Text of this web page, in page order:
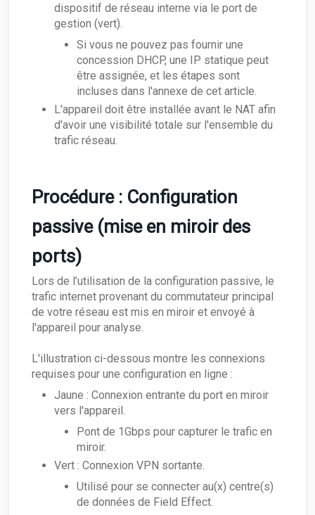
dispositif de réseau interne via le port de
gestion (vert).
Si vous ne pouvez pas fournir une
concession DHCP, une IP statique peut
être assignée, et les étapes sont
incluses dans l'annexe de cet article.
L'appareil doit être installée avant le NAT afin
d'avoir une visibilité totale sur l'ensemble du
trafic réseau.
Procédure : Configuration
passive (mise en miroir des
ports)
Lors de l’utilisation de la configuration passive, le
trafic internet provenant du commutateur principal
de votre réseau est mis en miroir et envoyé à
l'appareil pour analyse.
L'illustration ci-dessous montre les connexions
requises pour une configuration en ligne :
Jaune : Connexion entrante du port en miroir
vers l'appareil.
Pont de 1Gbps pour capturer le trafic en
miroir.
Vert : Connexion VPN sortante.
Utilisé pour se connecter au(x) centre(s)
de données de Field Effect.